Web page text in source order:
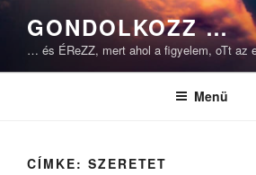
Tartalomhoz
GONDOLKOZZ …
… és ÉReZZ, mert ahol a figyelem, oTt az
Menü
CÍMKE: SZERETET